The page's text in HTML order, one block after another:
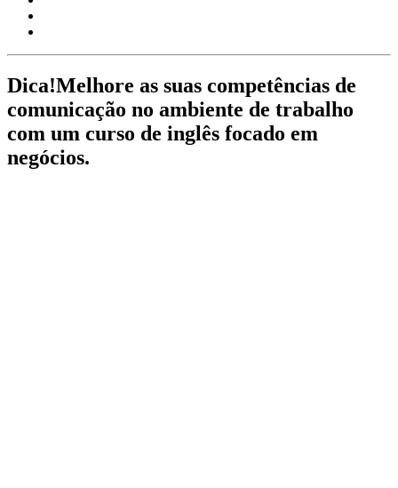
Dica!Melhore as suas competências de
comunicação no ambiente de trabalho
com um curso de inglês focado em
negócios.